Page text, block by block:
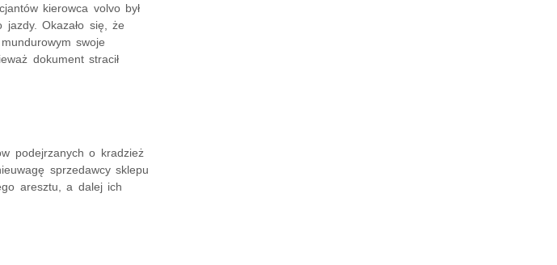
kierowca volvo był
jazdy. Okazało się, że
swoje
dokument stracił
podejrzanych o kradzież
sprzedawcy sklepu
aresztu, a dalej ich